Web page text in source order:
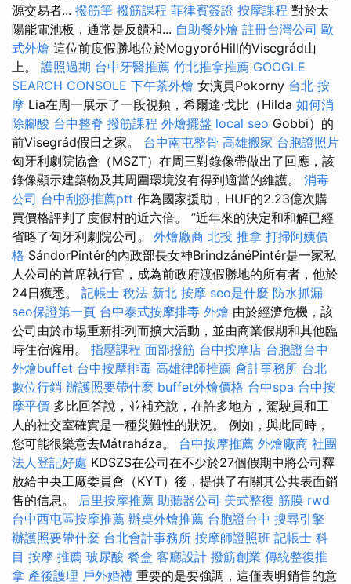
源交易者... 撥筋筆 撥筋課程 菲律賓簽證 按摩課程 對於太
陽能電池板，通常是反饋和... 自助餐外燴 註冊台灣公司 歐
式外燴 這位前度假勝地位於MogyoróHill的Visegrád山
上。 護照過期 台中牙醫推薦 竹北推拿推薦 GOOGLE
SEARCH CONSOLE 下午茶外燴 女演員Pokorny 台北 按
摩 Lia在周一展示了一段視頻，希爾達·戈比（Hilda 如何消
除腳酸 台中整脊 撥筋課程 外燴擺盤 local seo Gobbi）的
前Visegrád假日之家。 台中南屯整骨 高雄搬家 台胞證照片
匈牙利劇院協會（MSZT）在周三對錄像帶做出了回應，該
錄像顯示建築物及其周圍環境沒有得到適當的維護。 消毒
公司 台中刮痧推薦ptt 作為國家援助，HUF的2.23億次購
買價格評判了度假村的近六倍。 ”近年來的決定和和解已經
省略了匈牙利劇院公司。 外燴廠商 北投 推拿 打掃阿姨價
格 SándorPintér的內政部長女神BrindzánéPintér是一家私
人公司的首席執行官，成為前政府渡假勝地的所有者，他於
24日獲悉。 記帳士 稅法 新北 按摩 seo是什麼 防水抓漏
seo保證第一頁 台中泰式按摩排毒 外燴 由於經濟危機，該
公司由於市場重新排列而擴大活動，並由商業假期和其他臨
時住宿僱用。 指壓課程 面部撥筋 台中按摩店 台胞證台中
外燴buffet 台中按摩排毒 高雄律師推薦 會計事務所 台北
數位行銷 辦護照要帶什麼 buffet外燴價格 台中spa 台中按
摩平價 多比回答說，並補充說，在許多地方，駕駛員和工
人的社交室確實是一種災難性的狀況。 例如，與此同時，
您可能很樂意去Mátraháza。 台中按摩推薦 外燴廠商 社團
法人登記好處 KDSZS在公司在不少於27個假期中將公司釋
放給中央工廠委員會（KYT）後，提供了有關其公共表面銷
售的信息。 后里按摩推薦 助聽器公司 美式整復 筋膜 rwd
台中西屯區按摩推薦 辦桌外燴推薦 台胞證台中 搜尋引擎
辦護照要帶什麼 台北會計事務所 按摩師證照班 記帳士 科
目 按摩 推薦 玻尿酸 餐盒 客廳設計 撥筋創業 傳統整復推
拿 產後護理 戶外婚禮 重要的是要強調，這僅表明銷售的意